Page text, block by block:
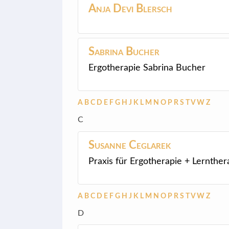
Anja Devi Blersch
Sabrina Bucher
Ergotherapie Sabrina Bucher
A B C D E F G H J K L M N O P R S V W Z
C
Susanne Ceglarek
Praxis für Ergotherapie +
A B C D E F G H J K L M N O P R S TV W Z
D